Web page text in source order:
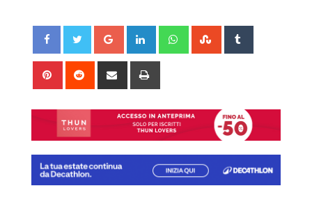
Google+ LinkedIn WhatsappStumbleUpon
Pinterest Reddit
Share